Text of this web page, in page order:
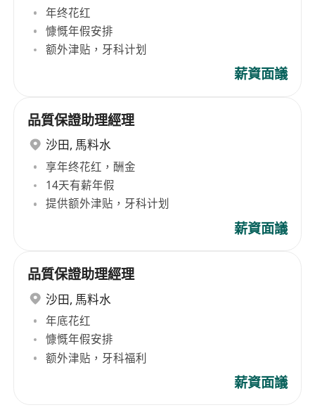
年终花红
慷慨年假安排
额外津贴，牙科计划
薪資面議
品質保證助理經理
沙田, 馬料水
享年终花红，酬金
14天有薪年假
提供额外津贴，牙科计划
薪資面議
品質保證助理經理
沙田, 馬料水
年底花红
慷慨年假安排
额外津贴，牙科福利
薪資面議